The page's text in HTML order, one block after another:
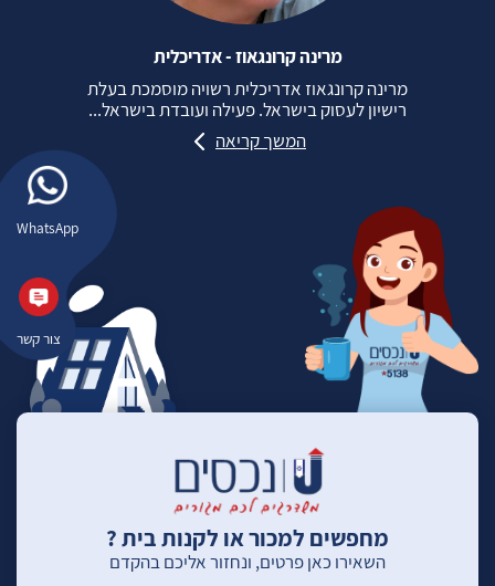
WhatsApp
צור קשר
מרינה קרונגאוז - אדריכלית
מרינה קרונגאוז אדריכלית רשויה מוסמכת בעלת
רישיון לעסוק בישראל. פעילה ועובדת בישראל...
המשך קריאה
מחפשים למכור או לקנות בית ?
השאירו כאן פרטים, ונחזור אליכם בהקדם